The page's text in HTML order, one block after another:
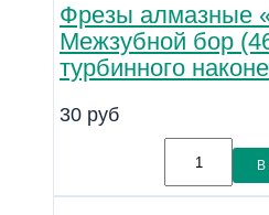
Фрезы алмазные
Межзубной бор
турбинного
30 руб
В